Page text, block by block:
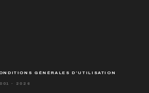
GÉNÉRALES D’UTILISATION
- 2026